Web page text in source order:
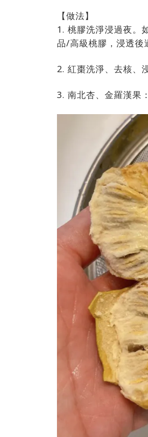
【做法】
1. 桃膠洗淨浸過夜。
品/高級桃膠，浸透後
2. 紅棗洗淨、去核、
3. 南北杏、金羅漢果